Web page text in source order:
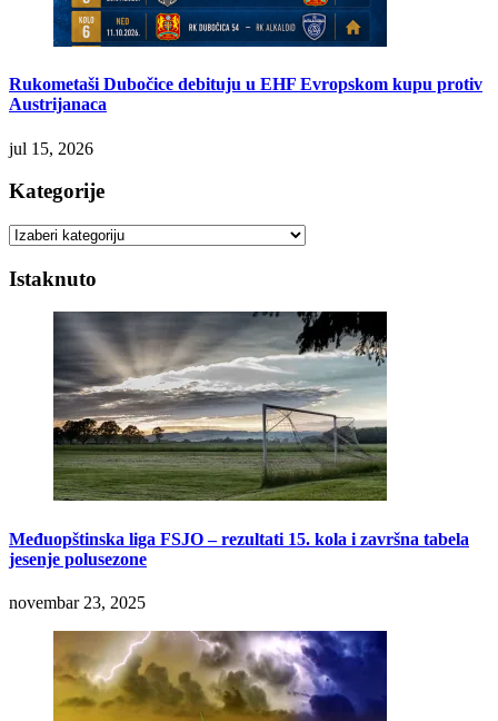
Rukometaši Dubočice debituju u EHF Evropskom kupu protiv
Austrijanaca
jul 15, 2026
Kategorije
Kategorije
Istaknuto
Međuopštinska liga FSJO – rezultati 15. kola i završna tabela
jesenje polusezone
novembar 23, 2025